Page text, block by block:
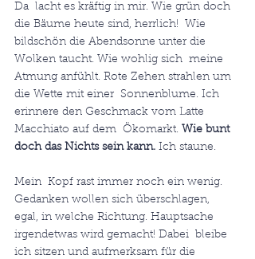
Da  lacht es kräftig in mir. Wie grün doch
die Bäume heute sind, herrlich!  Wie
bildschön die Abendsonne unter die
Wolken taucht. Wie wohlig sich  meine
Atmung anfühlt. Rote Zehen strahlen um
die Wette mit einer  Sonnenblume. Ich
erinnere den Geschmack vom Latte
Macchiato auf dem  Ökomarkt. Wie bunt
doch das Nichts sein kann. Ich staune.
Mein  Kopf rast immer noch ein wenig.
Gedanken wollen sich überschlagen,
egal, in welche Richtung. Hauptsache
irgendetwas wird gemacht! Dabei  bleibe
ich sitzen und aufmerksam für die